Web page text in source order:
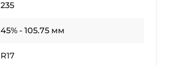
235
45% - 105.75 мм
R17